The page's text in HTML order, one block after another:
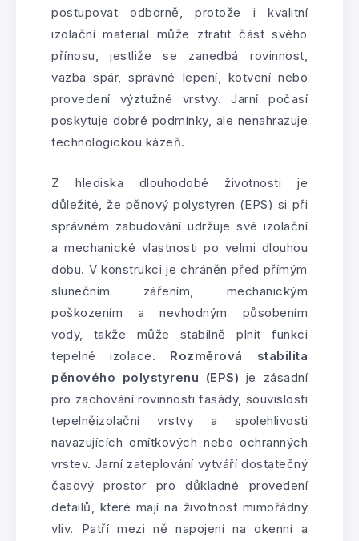
postupovat odborně, protože i kvalitní
izolační materiál může ztratit část svého
přínosu, jestliže se zanedbá rovinnost,
vazba spár, správné lepení, kotvení nebo
provedení výztužné vrstvy. Jarní počasí
poskytuje dobré podmínky, ale nenahrazuje
technologickou kázeň.
Z hlediska dlouhodobé životnosti je
důležité, že pěnový polystyren (EPS) si při
správném zabudování udržuje své izolační
a mechanické vlastnosti po velmi dlouhou
dobu. V konstrukci je chráněn před přímým
slunečním zářením, mechanickým
poškozením a nevhodným působením
vody, takže může stabilně plnit funkci
tepelné izolace. Rozměrová stabilita
pěnového polystyrenu (EPS) je zásadní
pro zachování rovinnosti fasády, souvislosti
tepelněizolační vrstvy a spolehlivosti
navazujících omítkových nebo ochranných
vrstev. Jarní zateplování vytváří dostatečný
časový prostor pro důkladné provedení
detailů, které mají na životnost mimořádný
vliv. Patří mezi ně napojení na okenní a